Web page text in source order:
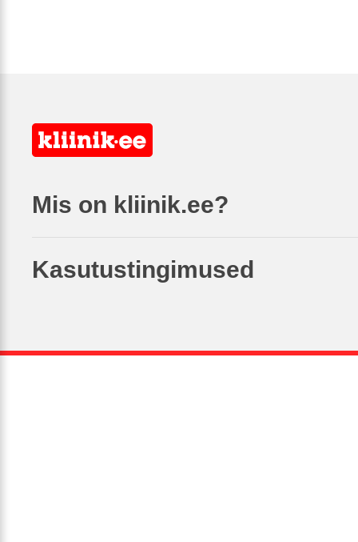
Mis on kliinik.ee?
Kasutustingimused